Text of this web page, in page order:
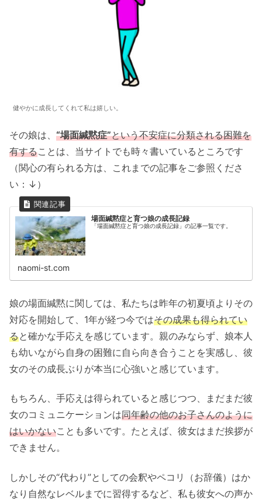
健やかに成長してくれて私は嬉しい。
その娘は、 “場面緘黙症”という不安症に分類される困難を
有することは、当サイトでも時々書いているところです
（関心の有られる方は、これまでの記事をご参照くださ
い：↓）
場面緘黙症と育つ娘の成長記録
「場面緘黙症と育つ娘の成長記録」の記事一覧です。
naomi-st.com
娘の場面緘黙に関しては、私たちは昨年の初夏頃よりその
対応を開始して、1年が経つ今ではその成果も得られてい
ると確かな手応えを感じています。親のみならず、娘本人
も幼いながら自身の困難に自ら向き合うことを実感し、彼
女のその成長ぶりが本当に心強いと感じています。
もちろん、手応えは得られていると感じつつ、まだまだ彼
女のコミュニケーションは同年齢の他のお子さんのように
はいかないことも多いです。たとえば、彼女はまだ挨拶が
できません。
しかしその“代わり”としての会釈やペコリ（お辞儀）はか
なり自然なレベルまでに習得するなど、私も彼女への声か